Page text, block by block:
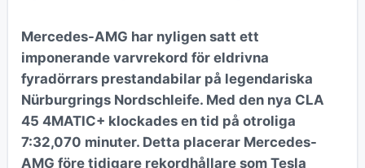
Mercedes-AMG har nyligen satt ett
imponerande varvrekord för eldrivna
fyradörrars prestandabilar på legendariska
Nürburgrings Nordschleife. Med den nya CLA
45 4MATIC+ klockades en tid på otroliga
7:32,070 minuter. Detta placerar Mercedes-
AMG före tidigare rekordhållare som Tesla